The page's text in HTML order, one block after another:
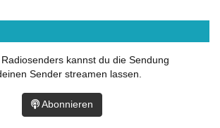
kannst du die Sendung
Sender streamen lassen.
Abonnieren